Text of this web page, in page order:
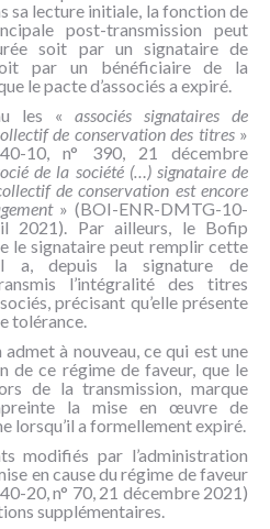
sa lecture initiale, la fonction de
post-transmission peut
soit par un signataire de
par un bénéficiaire de la
le pacte d’associés a expiré.
les « associés signataires de
de conservation des titres»
40-10, n° 390, 21 décembre
de la société (…) signataire de
de conservation est encore
» (BOI-ENR-DMTG-10-
2021). Par ailleurs, le Bofip
le signataire peut remplir cette
a, depuis la signature de
l’intégralité des titres
précisant qu’elle présente
tolérance.
à nouveau, ce qui est une
de ce régime de faveur, que le
de la transmission, marque
la mise en œuvre de
lorsqu’il a formellement expiré.
modifiés par l’administration
en cause du régime de faveur
20, n° 70, 21 décembre 2021)
supplémentaires.